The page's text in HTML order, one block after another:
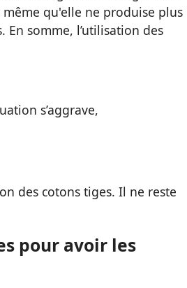
qu'elle ne produise plus
En somme, l’utilisation des
s’aggrave,
des cotons tiges. Il ne reste
pour avoir les